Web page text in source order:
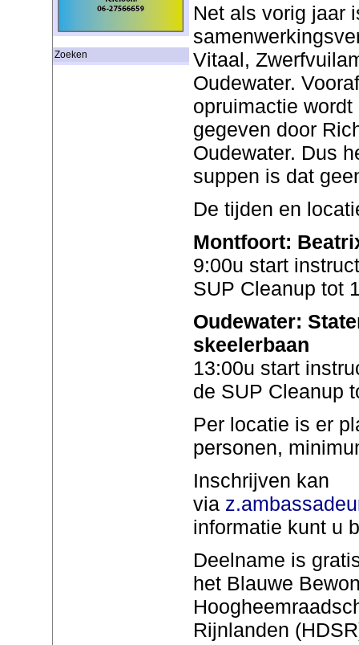
Zoeken
Net als vorig jaar
Vitaal,
Oudewater.
opruimactie
gegeven door
Oudewater. Dus
suppen is dat
De tijden en
Montfoort:
9:00u start
SUP Cleanup tot
Oudewater:
skeelerbaan
13:00u start
de SUP Cleanup
Per locatie is er
personen,
Inschrijven kan
via
informatie kunt u
Deelname is
het Blauwe
Rijnlanden